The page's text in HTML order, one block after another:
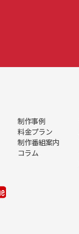
制作事例
料金プラン
制作番組案内
コラム